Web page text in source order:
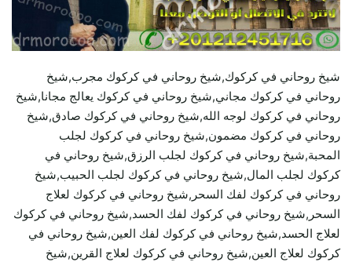
شيخ روحاني في كركوك,شيخ روحاني في كركوك مجرب,شيخ
روحاني في كركوك مجاني,شيخ روحاني في كركوك يعالج مجانا,شيخ
روحاني في كركوك لوجه الله,شيخ روحاني في كركوك صادق,شيخ
روحاني في كركوك مضمون,شيخ روحاني في كركوك لجلب
المحبة,شيخ روحاني في كركوك لجلب الرزق,شيخ روحاني في
كركوك لجلب المال,شيخ روحاني في كركوك لجلب الحبيب,شيخ
روحاني في كركوك لفك السحر,شيخ روحاني في كركوك لعلاج
السحر,شيخ روحاني في كركوك لفك الحسد,شيخ روحاني في كركوك
لعلاج الحسد,شيخ روحاني في كركوك لفك العين,شيخ روحاني في
كركوك لعلاج العين,شيخ روحاني في كركوك لعلاج القرين,شيخ